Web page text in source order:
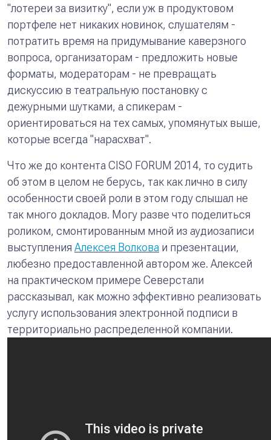
"лотереи за визитку", если уж в продуктовом
портфеле нет никаких новинок, слушателям -
потратить время на придумывание каверзного
вопроса, организаторам - предложить новые
форматы, модераторам - не превращать
дискуссию в театральную постановку с
дежурными шутками, а спикерам -
ориентироваться на тех самых, упомянутых выше,
которые всегда "нарасхват".
Что же до контента CISO FORUM 2014, то судить
об этом в целом не берусь, так как лично в силу
особенности своей роли в этом году слышал не
так много докладов. Могу разве что поделиться
роликом, смонтированным мной из аудиозаписи
выступления Алексея Волкова и презентации,
любезно предоставленной автором же. Алексей
на практическом примере Северстали
рассказывал, как можно эффективно реализовать
услугу использования электронной подписи в
территориально распределенной компании.